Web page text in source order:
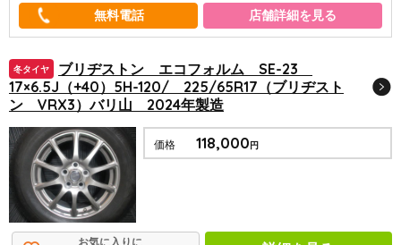
店舗詳細を見る
冬タイヤ
ブリヂストン エコフォルム SE-23
17×6.5J（+40）5H-120/ 225/65R17（ブリヂスト
ン VRX3）バリ山 2024年製造
価格 118,000 円
お気に入りに